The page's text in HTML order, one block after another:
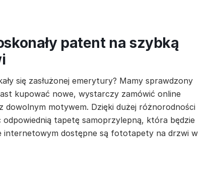
patent na szybką
się zasłużonej emerytury? Mamy sprawdzony
kupować nowe, wystarczy zamówić online
motywem. Dzięki dużej różnorodności
tapetę samoprzylepną, która będzie
internetowym dostępne są fototapety na drzwi w